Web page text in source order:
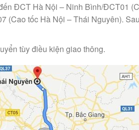
ĐCT Hà Nội – Ninh Bình/ĐCT01
(Cao tốc Hà Nội – Thái Nguyên).
tùy điều kiện giao thông.